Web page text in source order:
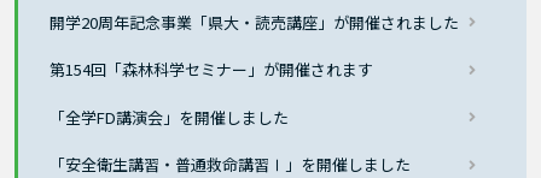
開学20周年記念事業「県大・読売講座」が開催されました
第154回「森林科学セミナー」が開催されます
「全学FD講演会」を開催しました
「安全衛生講習・普通救命講習Ⅰ」を開催しました